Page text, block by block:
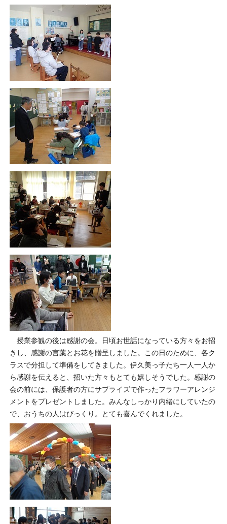
授業参観の後は感謝の会。日頃お世話になっている方々をお招
きし、感謝の言葉とお花を贈呈しました。この日のために、各ク
ラスで分担して準備をしてきました。伊久美っ子たち一人一人か
ら感謝を伝えると、招いた方々もとても嬉しそうでした。感謝の
会の前には、保護者の方にサプライズで作ったフラワーアレンジ
メントをプレゼントしました。みんなしっかり内緒にしていたの
で、おうちの人はびっくり。とても喜んでくれました。